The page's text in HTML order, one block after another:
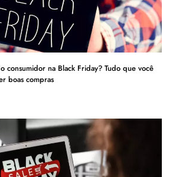
consumidor na Black Friday? Tudo que você
boas compras